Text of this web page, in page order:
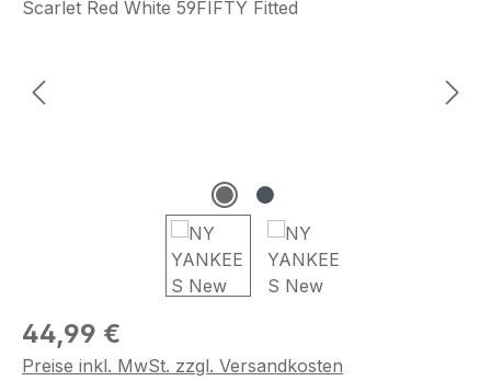
Regulärer Preis:
44,99 €
Preise inkl. MwSt. zzgl. Versandkosten